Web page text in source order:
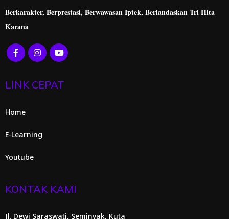
Berkarakter, Berprestasi, Berwawasan Iptek, Berlandaskan Tri Hita
Karana
LINK CEPAT
Home
E-Learning
Youtube
KONTAK KAMI
Jl. Dewi Saraswati, Seminyak, Kuta